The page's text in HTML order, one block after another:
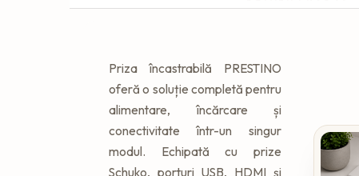
Priza încastrabilă PRESTINO
oferă o soluție completă pentru
alimentare, încărcare și
conectivitate într-un singur
modul. Echipată cu prize
Schuko, porturi USB, HDMI și